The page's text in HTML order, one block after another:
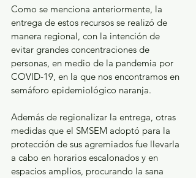
Como se menciona anteriormente, la
entrega de estos recursos se realizó de
manera regional, con la intención de
evitar grandes concentraciones de
personas, en medio de la pandemia por
COVID-19, en la que nos encontramos en
semáforo epidemiológico naranja.
Además de regionalizar la entrega, otras
medidas que el SMSEM adoptó para la
protección de sus agremiados fue llevarla
a cabo en horarios escalonados y en
espacios amplios, procurando la sana